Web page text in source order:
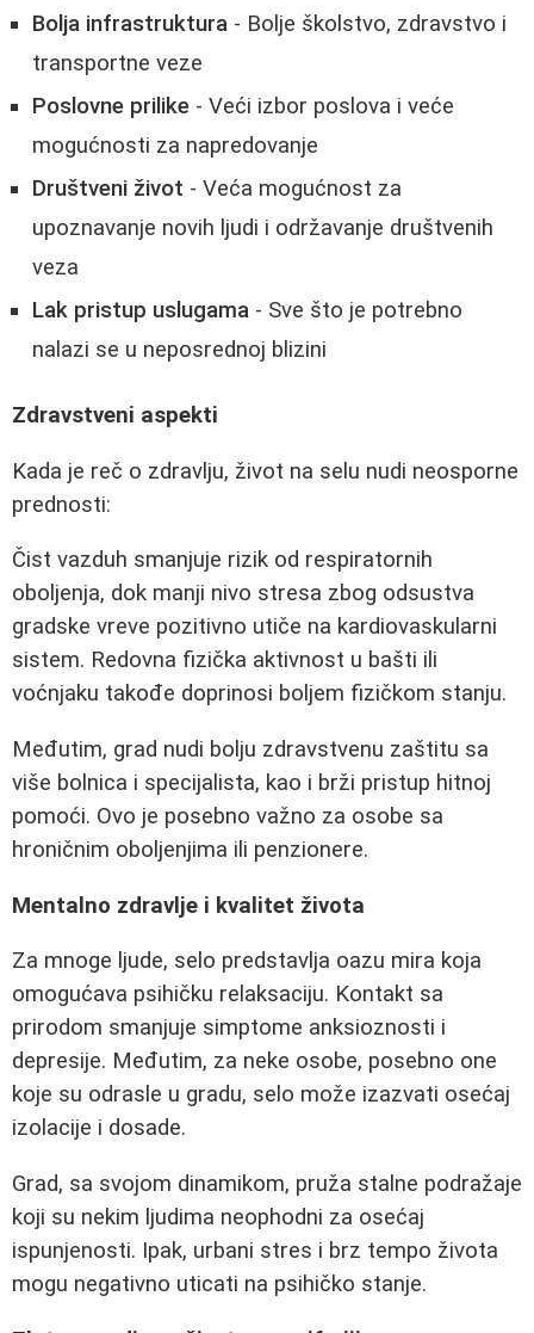
Bolja infrastruktura - Bolje školstvo, zdravstvo i
transportne veze
Poslovne prilike - Veći izbor poslova i veće
mogućnosti za napredovanje
Društveni život - Veća mogućnost za
upoznavanje novih ljudi i održavanje društvenih
veza
Lak pristup uslugama - Sve što je potrebno
nalazi se u neposrednoj blizini
Zdravstveni aspekti
Kada je reč o zdravlju, život na selu nudi neosporne
prednosti:
Čist vazduh smanjuje rizik od respiratornih
oboljenja, dok manji nivo stresa zbog odsustva
gradske vreve pozitivno utiče na kardiovaskularni
sistem. Redovna fizička aktivnost u bašti ili
voćnjaku takođe doprinosi boljem fizičkom stanju.
Međutim, grad nudi bolju zdravstvenu zaštitu sa
više bolnica i specijalista, kao i brži pristup hitnoj
pomoći. Ovo je posebno važno za osobe sa
hroničnim oboljenjima ili penzionere.
Mentalno zdravlje i kvalitet života
Za mnoge ljude, selo predstavlja oazu mira koja
omogućava psihičku relaksaciju. Kontakt sa
prirodom smanjuje simptome anksioznosti i
depresije. Međutim, za neke osobe, posebno one
koje su odrasle u gradu, selo može izazvati osećaj
izolacije i dosade.
Grad, sa svojom dinamikom, pruža stalne podražaje
koji su nekim ljudima neophodni za osećaj
ispunjenosti. Ipak, urbani stres i brz tempo života
mogu negativno uticati na psihičko stanje.